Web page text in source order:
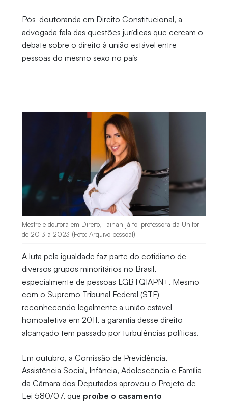
Pós-doutoranda em Direito Constitucional, a
advogada fala das questões jurídicas que cercam o
debate sobre o direito à união estável entre
pessoas do mesmo sexo no país
Mestre e doutora em Direito, Tainah já foi professora da Unifor
de 2013 a 2023 (Foto: Arquivo pessoal)
A luta pela igualdade faz parte do cotidiano de
diversos grupos minoritários no Brasil,
especialmente de pessoas LGBTQIAPN+. Mesmo
com o Supremo Tribunal Federal (STF)
reconhecendo legalmente a união estável
homoafetiva em 2011, a garantia desse direito
alcançado tem passado por turbulências políticas.
Em outubro, a Comissão de Previdência,
Assistência Social, Infância, Adolescência e Família
da Câmara dos Deputados aprovou o Projeto de
Lei 580/07, que proíbe o casamento